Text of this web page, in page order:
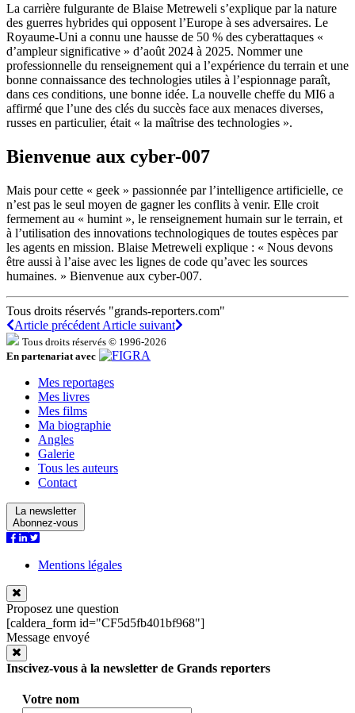
La carrière fulgurante de Blaise Metreweli s’explique par la nature
des guerres hybrides qui opposent l’Europe à ses adversaires. Le
Royaume-Uni a connu une hausse de 50 % des cyberattaques «
d’ampleur significative » d’août 2024 à 2025. Nommer une
professionnelle du renseignement qui a l’expérience du terrain et une
bonne connaissance des technologies utiles à l’espionnage paraît,
dans ces conditions, une bonne idée. La nouvelle cheffe du MI6 a
affirmé que l’une des clés du succès face aux menaces diverses,
russes en particulier, était « la maîtrise des technologies ».
Bienvenue aux cyber-007
Mais pour cette « geek » passionnée par l’intelligence artificielle, ce
n’est pas le seul moyen de gagner les conflits à venir. Elle croit
fermement au « humint », le renseignement humain sur le terrain, et
à l’utilisation des innovations technologiques de toutes espèces par
les agents en mission. Blaise Metreweli explique : « Nous devons
être aussi à l’aise avec les lignes de code qu’avec les sources
humaines. » Bienvenue aux cyber-007.
Tous droits réservés "grands-reporters.com"
Article précédent Article suivant
Tous droits réservés © 1996-2026
En partenariat avec
Mes reportages
Mes livres
Mes films
Ma biographie
Angles
Galerie
Tous les auteurs
Contact
La newsletter
Abonnez-vous
Mentions légales
Proposez une question
[caldera_form id="CF5d5fb401bf968"]
Message envoyé
Inscivez-vous à la newsletter de Grands reporters
Votre nom